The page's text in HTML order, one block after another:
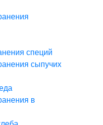
специй
сыпучих
в